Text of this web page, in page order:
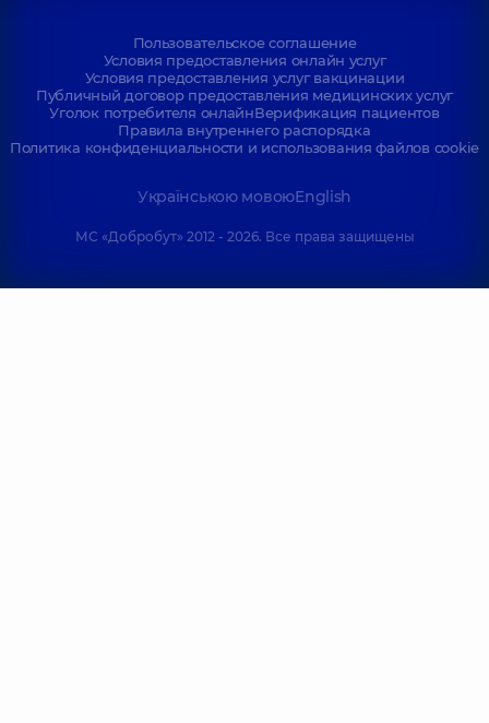
Пользовательское соглашение
Условия предоставления онлайн услуг
Условия предоставления услуг вакцинации
Публичный договор предоставления медицинских услуг
Уголок потребителя онлайнВерификация пациентов
Правила внутреннего распорядка
Политика конфиденциальности и использования файлов cookie
Українською мовоюEnglish
МС «Добробут» 2012 - 2026. Все права защищены